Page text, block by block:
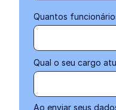
Quantos
Qual o seu cargo
Ao enviar seus